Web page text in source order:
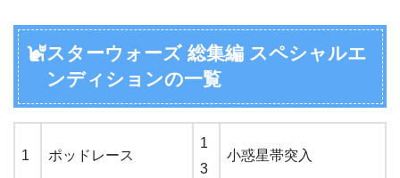
スターウォーズ 総集編 スペシャルエ
ンディションの一覧
1 ポッドレース
1
3
小惑星帯突入